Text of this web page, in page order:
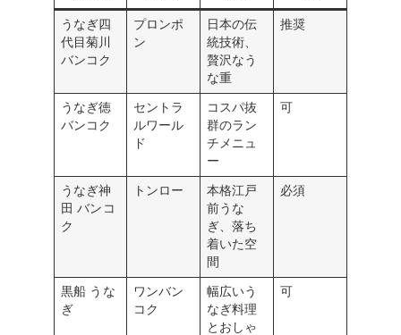
うなぎ四
代目菊川
バンコク
プロンポ
ン
日本の伝
統技術、
贅沢なう
な重
推奨
うなぎ徳
バンコク
セントラ
ルワール
ド
コスパ抜
群のラン
チメニュ
ー
可
うなぎ神
田 バンコ
ク
トンロー
本格江戸
前うな
ぎ、落ち
着いた空
間
必須
黒船 うな
ぎ
ワンバン
コク
幅広いう
なぎ料理
とおしゃ
可